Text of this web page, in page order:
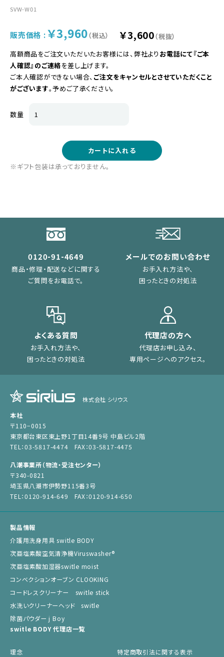
SVW-W01
販売価格 : ￥3,960（税込） ￥3,600（税抜）
高額商品をご注文いただいたお客様には、弊社より お電話にて『ご本
人確認』のご連絡を差し上げます。
ご本人確認ができない場合、 ご注文をキャンセルとさせていただくこと
がございます。予めご了承ください。
数量
カートに入れる
※ギフト包装は承っておりません。
0120-91-4649
商品・修理・配送などに関する
ご質問をお電話で。
メールでのお問い合わせ
お手入れ方法や、
困ったときの対処法
よくある質問
お手入れ方法や、
困ったときの対処法
代理店の方へ
代理店お申し込み、
専用ページへのアクセス。
株式会社 シリウス
本社
〒110−0015
東京都台東区東上野1丁目14番9号 中島ビル2階
TEL：03-5817-4474 FAX：03-5817-4475
八潮事業所（物流・受注センター）
〒340-0821
埼玉県八潮市伊勢野115番3号
TEL：0120-914-649 FAX：0120-914-650
製品情報
介護用洗身用具 switle BODY
次亜塩素酸空気清浄機Viruswasher®︎
次亜塩素酸加湿器switle moist
コンベクションオーブン CLOOKING
コードレスクリーナー switle stick
水洗いクリーナーヘッド switle
除菌パウダー j Boy
switle BODY 代理店一覧
理念 特定商取引法に関する表示